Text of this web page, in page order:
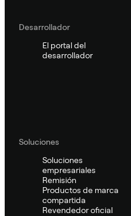
Desarrollador
El portal del
desarrollador
Soluciones
Soluciones
empresariales
Remisión
Productos de marca
compartida
Revendedor oficial